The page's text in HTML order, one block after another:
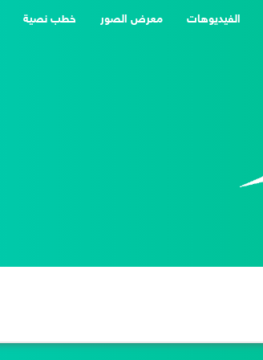
الفيديوهات معرض الصور خطب نصية